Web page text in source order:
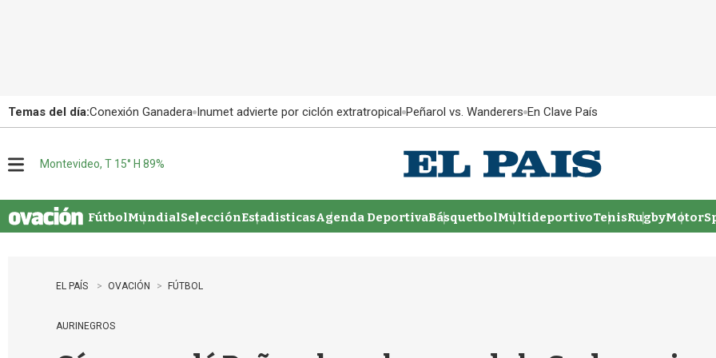
Temas del día:Conexión Ganadera Inumet advierte por ciclón extratropical Peñarol vs. Wanderers En Clave País
u
Montevideo, T 15° H 89%
FútbolMundialSelecciónEstadisticasAgenda DeportivaBásquetbolMultideportivoTenisRugby
EL PAÍS OVACIÓN FÚTBOL
AURINEGROS